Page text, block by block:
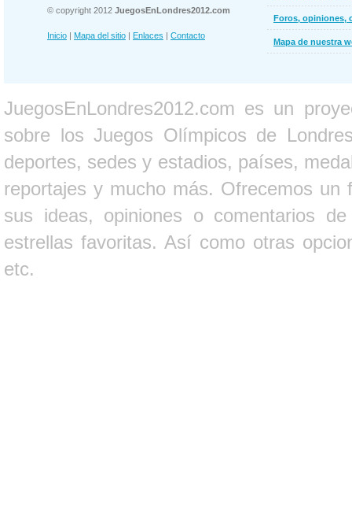
© copyright 2012 JuegosEnLondres2012.com
Inicio | Mapa del sitio | Enlaces | Contacto
Foros, opiniones,
Mapa de nuestra
JuegosEnLondres2012.com es un
sobre los Juegos Olímpicos de
deportes, sedes y estadios, países,
reportajes y mucho más. Ofrecemos un
sus ideas, opiniones o comentarios
estrellas favoritas. Así como otras
etc.